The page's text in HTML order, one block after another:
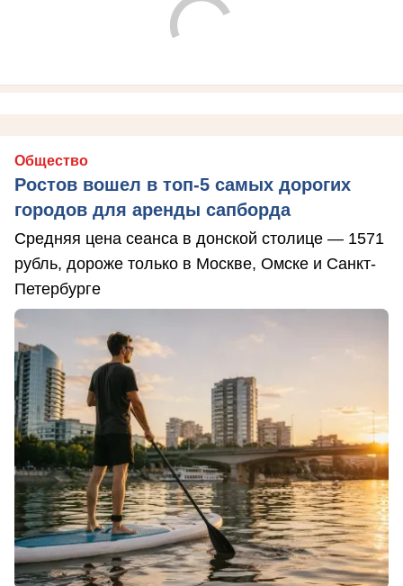
Общество
Ростов вошел в топ-5 самых дорогих
городов для аренды сапборда
Средняя цена сеанса в донской столице — 1571
рубль, дороже только в Москве, Омске и Санкт-
Петербурге